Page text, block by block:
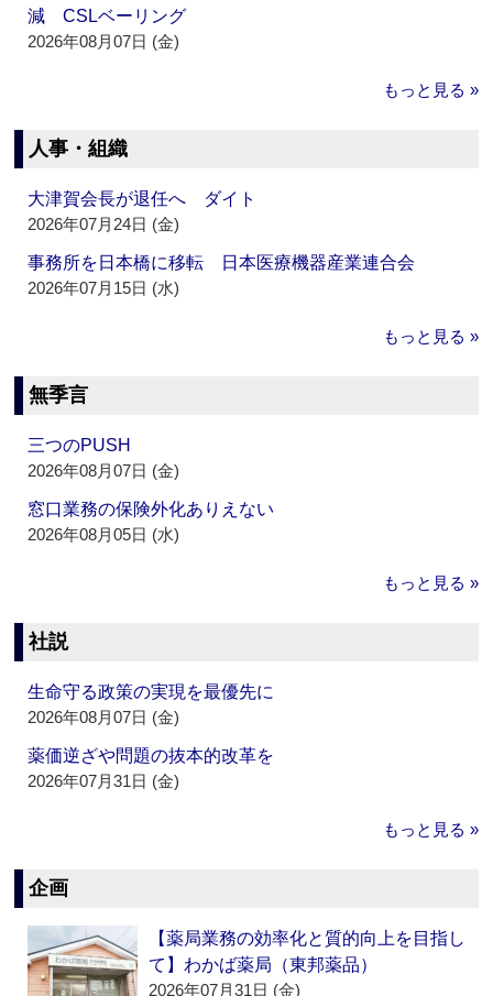
減 CSLベーリング
2026年08月07日 (金)
もっと見る »
人事・組織
大津賀会長が退任へ ダイト
2026年07月24日 (金)
事務所を日本橋に移転 日本医療機器産業連合会
2026年07月15日 (水)
もっと見る »
無季言
三つのPUSH
2026年08月07日 (金)
窓口業務の保険外化ありえない
2026年08月05日 (水)
もっと見る »
社説
生命守る政策の実現を最優先に
2026年08月07日 (金)
薬価逆ざや問題の抜本的改革を
2026年07月31日 (金)
もっと見る »
企画
【薬局業務の効率化と質的向上を目指し
て】わかば薬局（東邦薬品）
2026年07月31日 (金)